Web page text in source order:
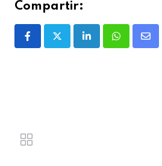
Compartir: